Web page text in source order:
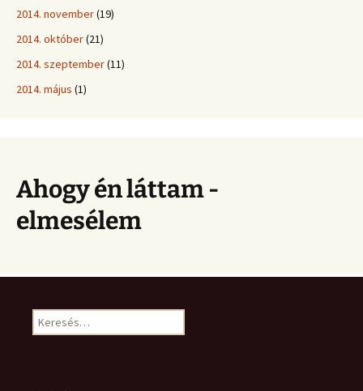
2014. november(19)
2014. október(21)
2014. szeptember(11)
2014. május (1)
Ahogy én láttam -
elmesélem
Keresés: